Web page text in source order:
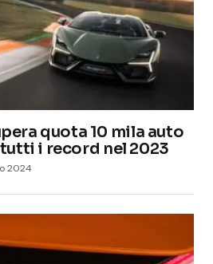
quota 10 mila auto
i record nel 2023
2024